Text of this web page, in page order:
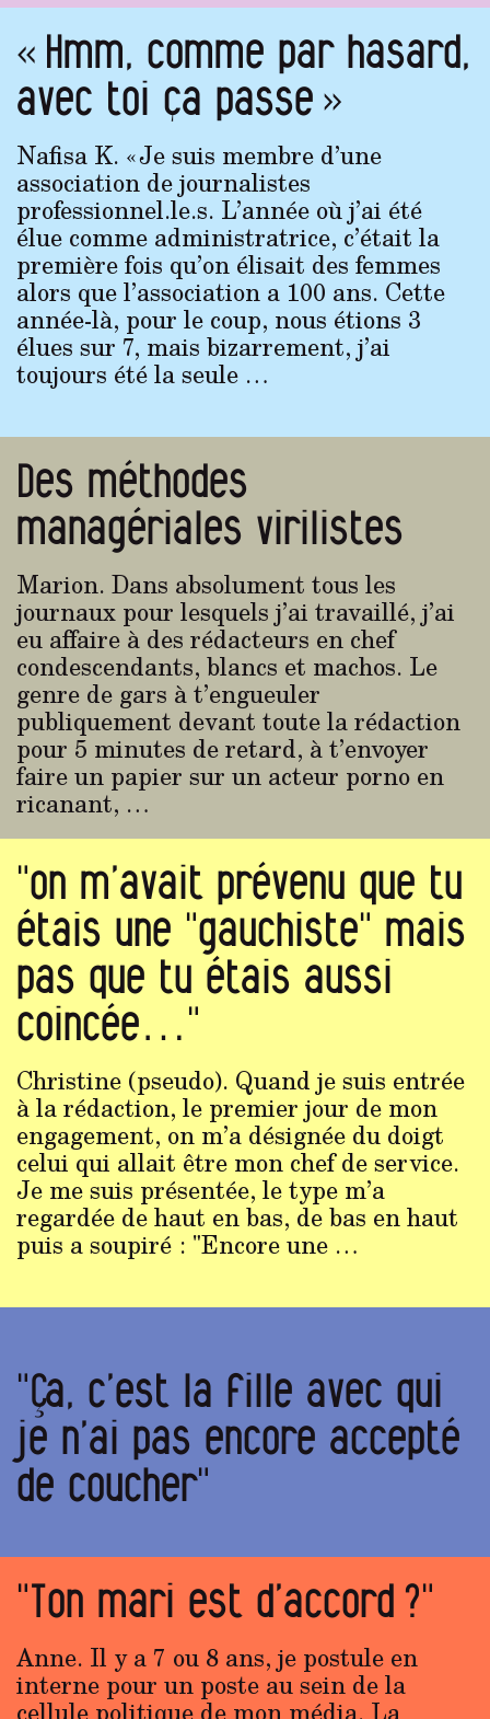
« Hmm, comme par hasard,
avec toi ça passe »
Nafisa K. « Je suis membre d’une
association de journalistes
professionnel.le.s. L’année où j’ai été
élue comme administratrice, c’était la
première fois qu’on élisait des femmes
alors que l’association a 100 ans. Cette
année-là, pour le coup, nous étions 3
élues sur 7, mais bizarrement, j’ai
toujours été la seule …
Des méthodes
managériales virilistes
Marion. Dans absolument tous les
journaux pour lesquels j’ai travaillé, j’ai
eu affaire à des rédacteurs en chef
condescendants, blancs et machos. Le
genre de gars à t’engueuler
publiquement devant toute la rédaction
pour 5 minutes de retard, à t’envoyer
faire un papier sur un acteur porno en
ricanant, …
"on m’avait prévenu que tu
étais une "gauchiste" mais
pas que tu étais aussi
coincée…"
Christine (pseudo). Quand je suis entrée
à la rédaction, le premier jour de mon
engagement, on m’a désignée du doigt
celui qui allait être mon chef de service.
Je me suis présentée, le type m’a
regardée de haut en bas, de bas en haut
puis a soupiré : "Encore une …
"Ça, c’est la fille avec qui
je n’ai pas encore accepté
de coucher"
"Ton mari est d’accord ?"
Anne. Il y a 7 ou 8 ans, je postule en
interne pour un poste au sein de la
cellule politique de mon média. La